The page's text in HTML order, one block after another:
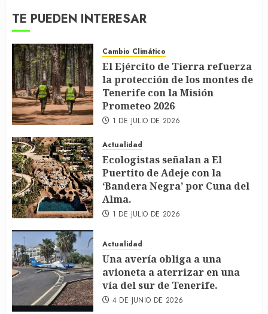
TE PUEDEN INTERESAR
Cambio Climático
El Ejército de Tierra refuerza
la protección de los montes de
Tenerife con la Misión
Prometeo 2026
1 DE JULIO DE 2026
Actualidad
Ecologistas señalan a El
Puertito de Adeje con la
‘Bandera Negra’ por Cuna del
Alma.
1 DE JULIO DE 2026
Actualidad
Una avería obliga a una
avioneta a aterrizar en una
vía del sur de Tenerife.
4 DE JUNIO DE 2026